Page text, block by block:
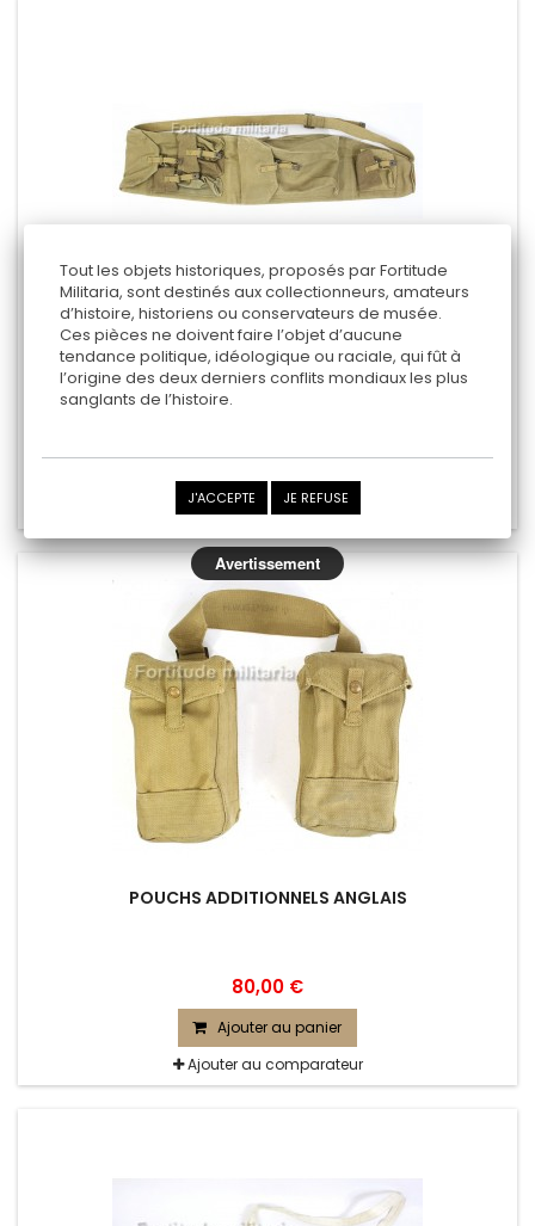
HOUSSE DE BREN
1942
Ajouter au comparateur
POUCHS ADDITIONNELS ANGLAIS
80,00 €
Ajouter au panier
Ajouter au comparateur
Tout les objets historiques, proposés par Fortitude
Militaria, sont destinés aux collectionneurs, amateurs
d’histoire, historiens ou conservateurs de musée.
Ces pièces ne doivent faire l’objet d’aucune
tendance politique, idéologique ou raciale, qui fût à
l’origine des deux derniers conflits mondiaux les plus
sanglants de l’histoire.
J'ACCEPTE JE REFUSE
Avertissement